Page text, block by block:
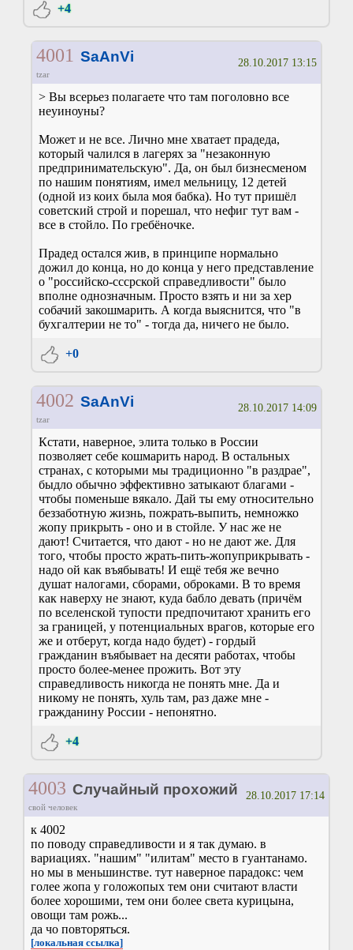
+4
4001 SaAnVi
tzar
28.10.2017 13:15
> Вы всерьез полагаете что там поголовно все
неуиноуны?
Может и не все. Лично мне хватает прадеда,
который чалился в лагерях за "незаконную
предпринимательскую". Да, он был бизнесменом
по нашим понятиям, имел мельницу, 12 детей
(одной из коих была моя бабка). Но тут пришёл
советский строй и порешал, что нефиг тут вам -
все в стойло. По гребёночке.
Прадед остался жив, в принципе нормально
дожил до конца, но до конца у него представление
о "российско-сссрской справедливости" было
вполне однозначным. Просто взять и ни за хер
собачий закошмарить. А когда выяснится, что "в
бухгалтерии не то" - тогда да, ничего не было.
+0
4002 SaAnVi
tzar
28.10.2017 14:09
Кстати, наверное, элита только в России
позволяет себе кошмарить народ. В остальных
странах, с которыми мы традиционно "в раздрае",
быдло обычно эффективно затыкают благами -
чтобы поменьше вякало. Дай ты ему относительно
беззаботную жизнь, пожрать-выпить, немножко
жопу прикрыть - оно и в стойле. У нас же не
дают! Считается, что дают - но не дают же. Для
того, чтобы просто жрать-пить-жопуприкрывать -
надо ой как въябывать! И ещё тебя же вечно
душат налогами, сборами, оброками. В то время
как наверху не знают, куда бабло девать (причём
по вселенской тупости предпочитают хранить его
за границей, у потенциальных врагов, которые его
же и отберут, когда надо будет) - гордый
гражданин въябывает на десяти работах, чтобы
просто более-менее прожить. Вот эту
справедливость никогда не понять мне. Да и
никому не понять, хуль там, раз даже мне -
гражданину России - непонятно.
+4
4003 Случайный прохожий
свой человек
28.10.2017 17:14
к 4002
по поводу справедливости и я так думаю. в
вариациях. "нашим" "илитам" место в гуантанамо.
но мы в меньшинстве. тут наверное парадокс: чем
голее жопа у голожопых тем они считают власти
более хорошими, тем они более света курицына,
овощи там рожь...
да чо повторяться.
[локальная ссылка]